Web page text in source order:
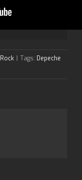
Tags: Depeche